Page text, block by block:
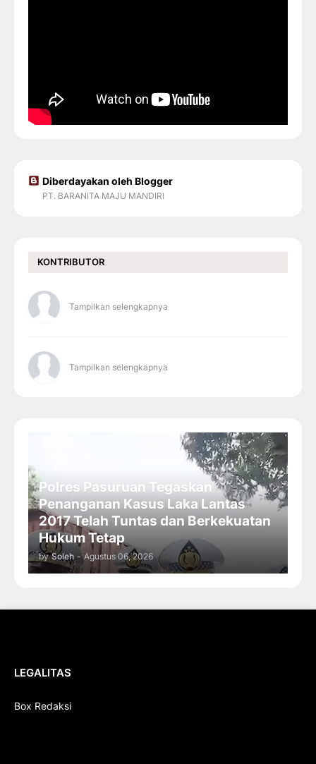
Diberdayakan oleh Blogger
PT. BARANITA MAJU MANDIRI
KONTRIBUTOR
Tampilkan selengkapnya
Tampilkan selengkapnya
Polres Pasuruan Tegaskan
Penanganan Kasus Laka Lantas
2017 Telah Tuntas dan Berkekuatan
Hukum Tetap
by Soleh - Agustus 06, 2026
LEGALITAS
Box Redaksi